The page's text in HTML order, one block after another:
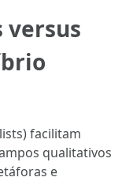
versus
facilitam
qualitativos
e